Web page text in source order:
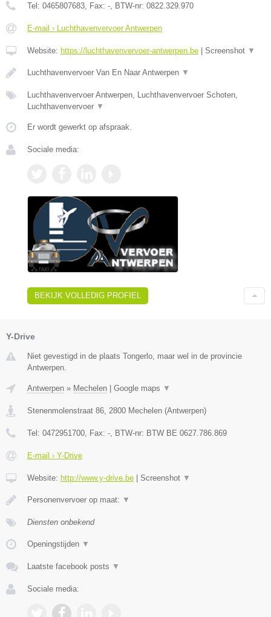
Tel: 0465807683 , Fax: - , BTW-nr: 0822.329.970
E-mail › Luchthavenvervoer Antwerpen
Website: https://luchthavenvervoer-antwerpen.be Screenshot ▼
Luchthavenvervoer Van En Naar Antwerpen ▼
Luchthavenvervoer Antwerpen, Luchthavenvervoer Schoten,
Luchthavenvervoer ▼
Er wordt gewerkt op afspraak.
Sociale media:
BEKIJK VOLLEDIG PROFIEL
Y-Drive
Niet gevestigd in de plaats Tongerlo, maar wel in de provincie
Antwerpen.
Antwerpen » Mechelen Google maps ▼
Stenenmolenstraat 86 2800 Mechelen (Antwerpen)
Tel: 0472951700 , Fax: - , BTW-nr: BTW BE 0627.786.869
E-mail › Y-Drive
Website: http://www.y-drive.be Screenshot ▼
Personenvervoer op maat: ▼
Diensten onbekend
Openingstijden ▼
Laatste facebook posts ▼
Sociale media: